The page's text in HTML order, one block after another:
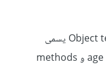
على سبيل المثال، لنفترض أن لدينا Object template يسمى
"Person" يحتوي على الخصائص name و age و methods